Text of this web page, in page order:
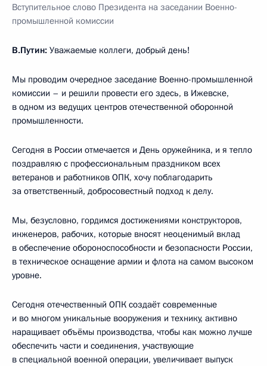
Вступительное слово Президента на заседании Военно-
промышленной комиссии
В.Путин: Уважаемые коллеги, добрый день!
Мы проводим очередное заседание Военно-промышленной
комиссии – и решили провести его здесь, в Ижевске,
в одном из ведущих центров отечественной оборонной
промышленности.
Сегодня в России отмечается и День оружейника, и я тепло
поздравляю с профессиональным праздником всех
ветеранов и работников ОПК, хочу поблагодарить
за ответственный, добросовестный подход к делу.
Мы, безусловно, гордимся достижениями конструкторов,
инженеров, рабочих, которые вносят неоценимый вклад
в обеспечение обороноспособности и безопасности России,
в техническое оснащение армии и флота на самом высоком
уровне.
Сегодня отечественный ОПК создаёт современные
и во многом уникальные вооружения и технику, активно
наращивает объёмы производства, чтобы как можно лучше
обеспечить части и соединения, участвующие
в специальной военной операции, увеличивает выпуск